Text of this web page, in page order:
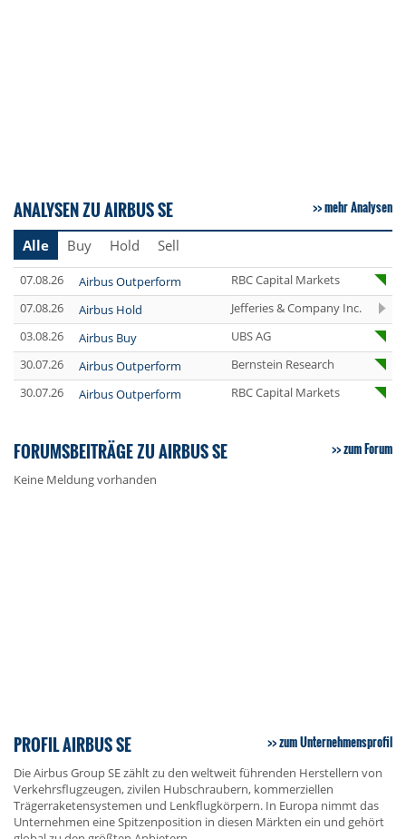
ANALYSEN ZU AIRBUS SE mehr Analysen
Alle Buy Hold Sell
07.08.26 Airbus Outperform
RBC Capital Markets
07.08.26
Airbus Hold
Jefferies & Company Inc.
03.08.26
Airbus Buy
UBS AG
30.07.26
Airbus Outperform
Bernstein Research
30.07.26
Airbus Outperform RBC Capital Markets
FORUMSBEITRÄGE ZU AIRBUS SE zum Forum
Keine Meldung vorhanden
PROFIL AIRBUS SE zum Unternehmensprofil
Die Airbus Group SE zählt zu den weltweit führenden Herstellern von
Verkehrsflugzeugen, zivilen Hubschraubern, kommerziellen
Trägerraketensystemen und Lenkflugkörpern. In Europa nimmt das
Unternehmen eine Spitzenposition in diesen Märkten ein und gehört